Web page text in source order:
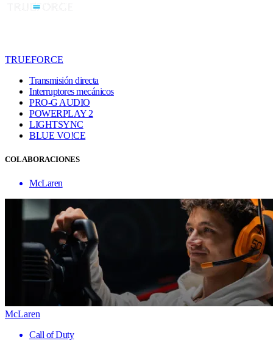
TRUEFORCE
Transmisión directa
Interruptores mecánicos
PRO-G AUDIO
POWERPLAY 2
LIGHTSYNC
BLUE VO!CE
COLABORACIONES
McLaren
McLaren
Call of Duty